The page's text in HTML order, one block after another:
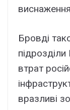
Бровді
втрат
вразливі